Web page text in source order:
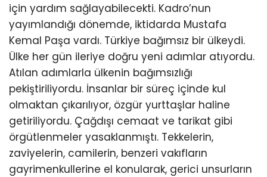
için yardım sağlayabilecekti. Kadro’nun
yayımlandığı dönemde, iktidarda Mustafa
Kemal Paşa vardı. Türkiye bağımsız bir ülkeydi.
Ülke her gün ileriye doğru yeni adımlar atıyordu.
Atılan adımlarla ülkenin bağımsızlığı
pekiştiriliyordu. İnsanlar bir süreç içinde kul
olmaktan çıkarılıyor, özgür yurttaşlar haline
getiriliyordu. Çağdışı cemaat ve tarikat gibi
örgütlenmeler yasaklanmıştı. Tekkelerin,
zaviyelerin, camilerin, benzeri vakıfların
gayrimenkullerine el konularak, gerici unsurların